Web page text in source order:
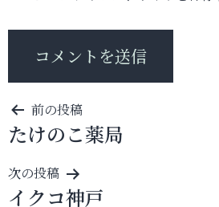
投
稿
ナ
ビ
前の投稿
たけのこ薬局
次の投稿
イクコ神戸